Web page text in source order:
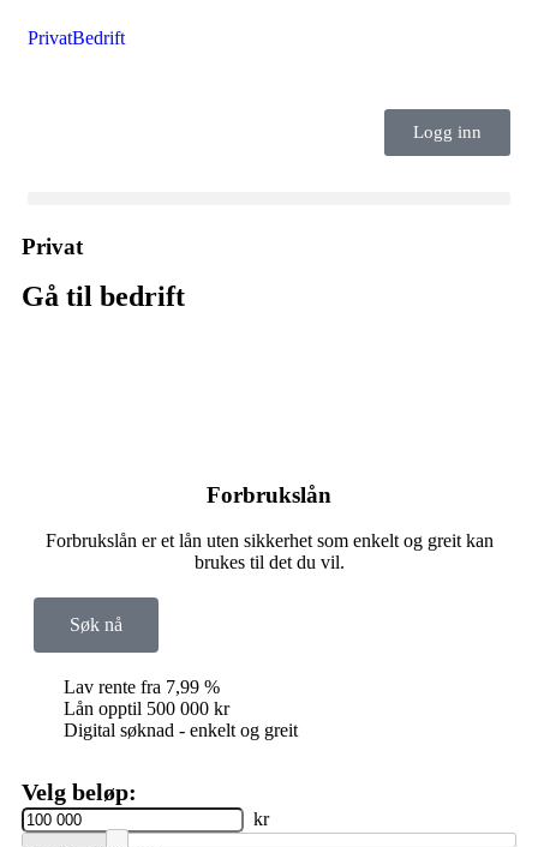
PrivatBedrift
Logg inn
Privat
Gå til bedrift
Forbrukslån
Forbrukslån er et lån uten sikkerhet som enkelt og greit kan
brukes til det du vil.
Søk nå
Lav rente fra 7,99 %
Lån opptil 500 000 kr
Digital søknad - enkelt og greit
Velg beløp:
kr